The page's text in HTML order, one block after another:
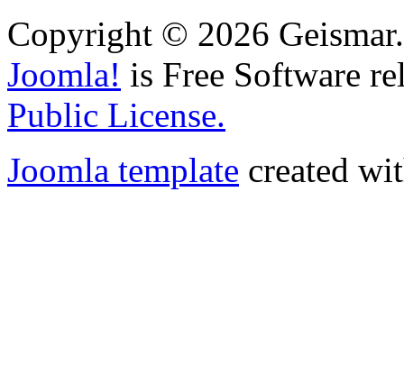
Copyright © 2026
Joomla! is Free Software
Public License.
Joomla template created